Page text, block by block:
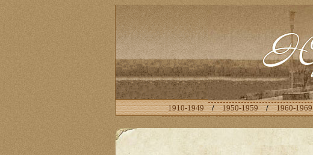
1910-1949 / 1950-1959 / 1960-1969